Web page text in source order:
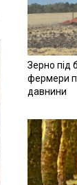
Зерно під
фермери
давнини